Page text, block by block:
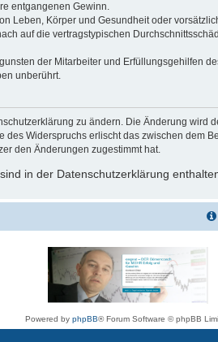
entgangenen Gewinn.
Leben, Körper und Gesundheit oder
auf die vertragstypischen
der Mitarbeiter und Erfüllungsgehilfen
unberührt.
zu ändern. Die Änderung wird
Widerspruchs erlischt das zwischen dem
den Änderungen zugestimmt hat.
in der Datenschutzerklärung
Powered by phpBB® Forum Software © phpBB